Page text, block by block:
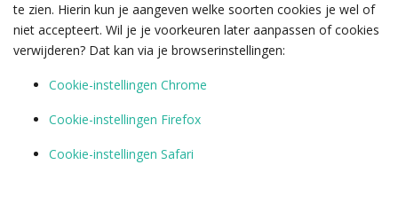
te zien. Hierin kun je aangeven welke soorten cookies je wel of
niet accepteert. Wil je je voorkeuren later aanpassen of cookies
verwijderen? Dat kan via je browserinstellingen:
Cookie-instellingen Chrome
Cookie-instellingen Firefox
Cookie-instellingen Safari